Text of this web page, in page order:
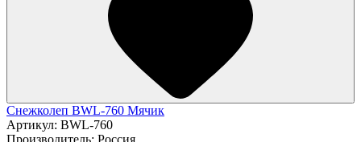
Снежколеп BWL-760 Мячик
Артикул: BWL-760
Производитель: Россия